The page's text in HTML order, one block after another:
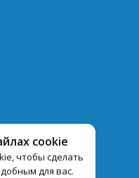
cookie
чтобы сделать
для вас.